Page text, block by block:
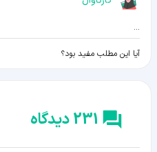
...
آیا این مطلب مفید بود؟
231 دیدگاه